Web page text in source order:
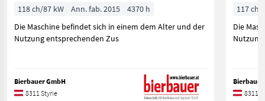
118 ch/87 kW Ann. fab. 2015
4370 h
Die Maschine befindet sich in einem dem Alter und der
Nutzung entsprechenden Zus
Bierbauer GmbH
8311 Styrie
117 ch/
Die
Bierbauer
8311